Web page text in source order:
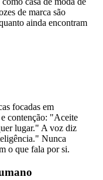
de marca são
ainda encontram
focadas em
contenção: "Aceite
lugar." A voz diz
Nunca
o que fala por si.